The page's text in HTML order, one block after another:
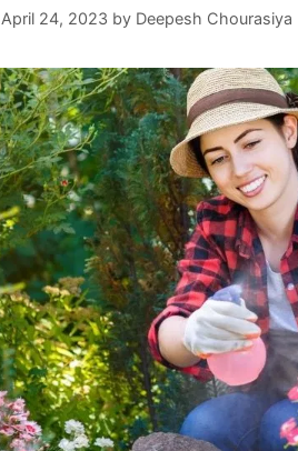
April 24, 2023 by Deepesh Chourasiya